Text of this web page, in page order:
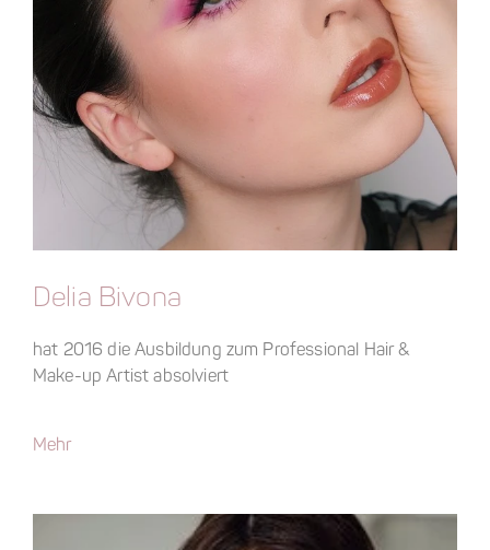
Delia Bivona
hat 2016 die Ausbildung zum Professional Hair &
Make-up Artist absolviert
Mehr